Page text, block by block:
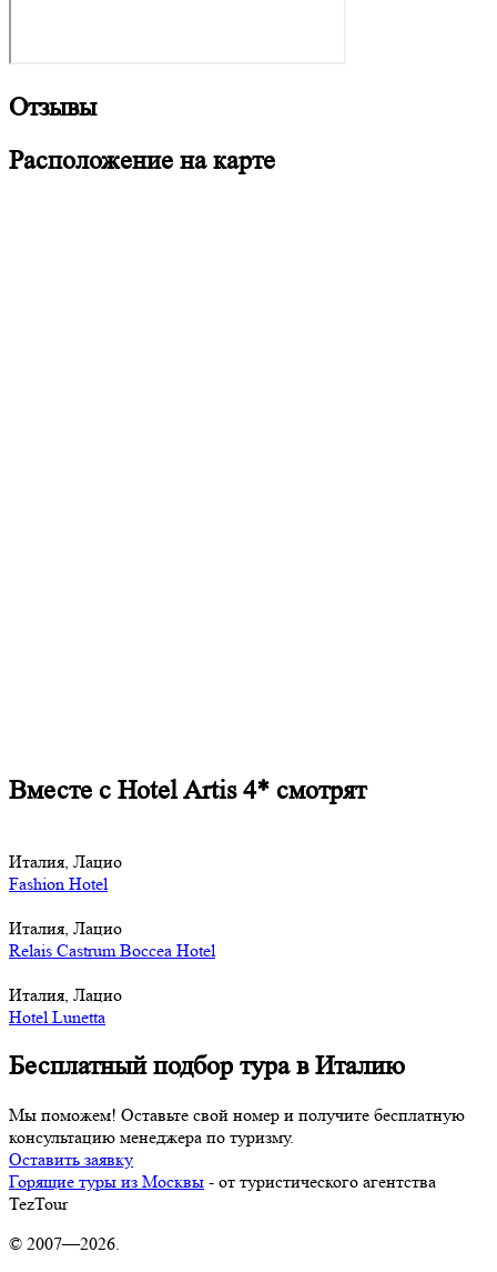
Отзывы
Расположение на карте
Вместе с Hotel Artis 4* смотрят
Италия, Лацио
Fashion Hotel
Италия, Лацио
Relais Castrum Boccea Hotel
Италия, Лацио
Hotel Lunetta
Бесплатный подбор тура в Италию
Мы поможем! Оставьте свой номер и получите бесплатную
консультацию менеджера по туризму.
Оставить заявку
Горящие туры из Москвы - от туристического агентства
TezTour
© 2007—2026.